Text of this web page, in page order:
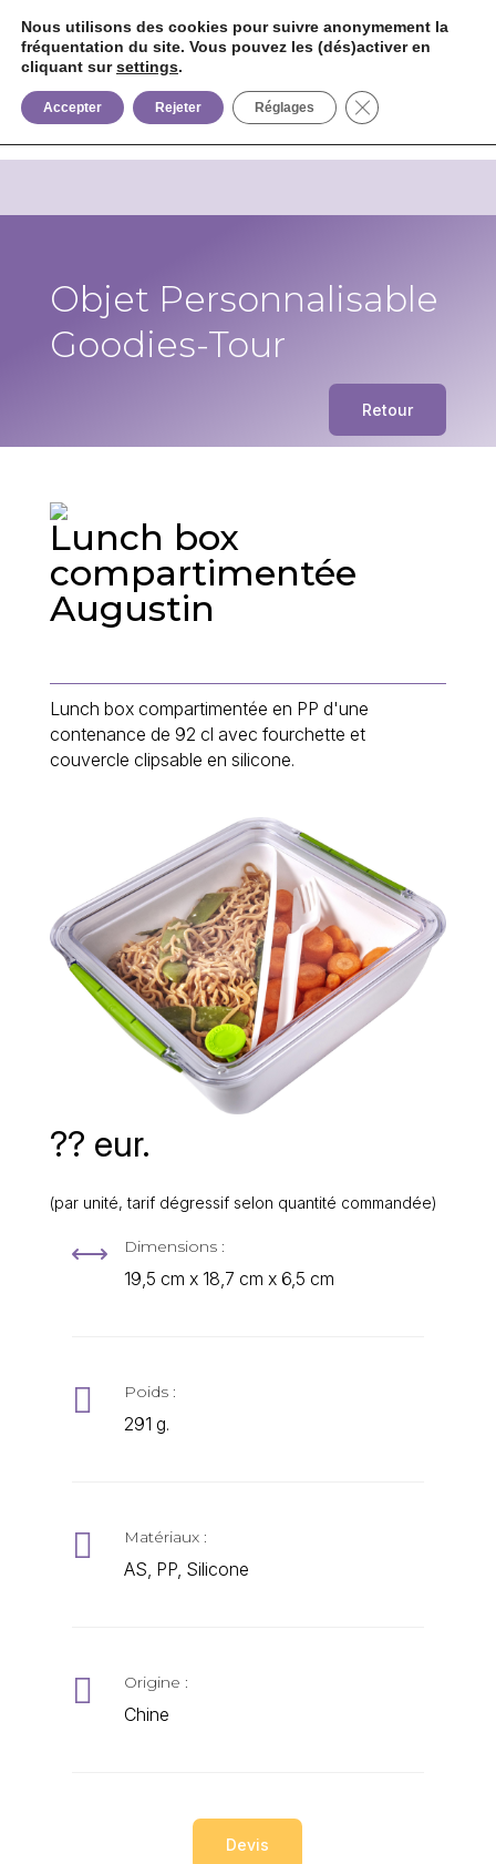
 
Objet Personnalisable
Goodies-Tour
Retour
?? eur.
(par unité, tarif dégressif selon quantité commandée)
Lunch box
compartimentée
Augustin
Lunch box compartimentée en PP d'une
contenance de 92 cl avec fourchette et
couvercle clipsable en silicone.
, Dimensions :
19,5 cm x 18,7 cm x 6,5 cm
 Poids :
291 g.
 Matériaux :
AS, PP, Silicone
 Origine :
Chine
Devis
Nous utilisons des cookies pour suivre anonymement la
fréquentation du site. Vous pouvez les (dés)activer en
cliquant sursettings.
Accepter Rejeter Réglages Fermer la